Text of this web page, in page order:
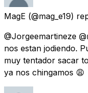
MagE (@mag_e19)
@Jorgeemartineze
nos estan jodiendo.
muy tentador sacar
ya nos chingamos 😩